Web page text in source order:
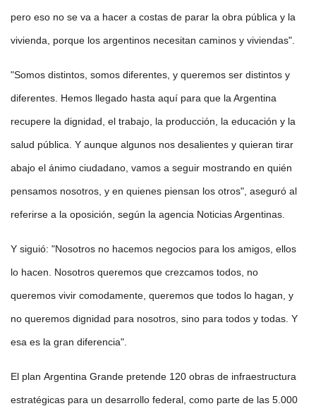
pero eso no se va a hacer a costas de parar la obra pública y la
vivienda, porque los argentinos necesitan caminos y viviendas".
"Somos distintos, somos diferentes, y queremos ser distintos y
diferentes. Hemos llegado hasta aquí para que la Argentina
recupere la dignidad, el trabajo, la producción, la educación y la
salud pública. Y aunque algunos nos desalientes y quieran tirar
abajo el ánimo ciudadano, vamos a seguir mostrando en quién
pensamos nosotros, y en quienes piensan los otros", aseguró al
referirse a la oposición, según la agencia Noticias Argentinas.
Y siguió: "Nosotros no hacemos negocios para los amigos, ellos
lo hacen. Nosotros queremos que crezcamos todos, no
queremos vivir comodamente, queremos que todos lo hagan, y
no queremos dignidad para nosotros, sino para todos y todas. Y
esa es la gran diferencia".
El plan Argentina Grande pretende 120 obras de infraestructura
estratégicas para un desarrollo federal, como parte de las 5.000